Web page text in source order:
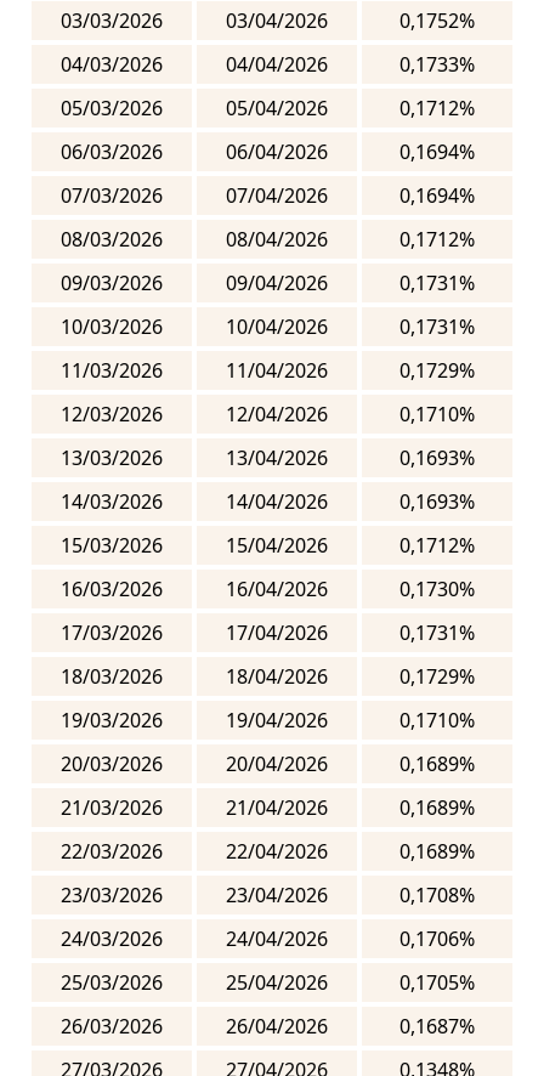
03/03/2026
03/04/2026
0,1752%
04/03/2026
04/04/2026
0,1733%
05/03/2026
05/04/2026
0,1712%
06/03/2026
06/04/2026
0,1694%
07/03/2026
07/04/2026
0,1694%
08/03/2026
08/04/2026
0,1712%
09/03/2026
09/04/2026
0,1731%
10/03/2026
10/04/2026
0,1731%
11/03/2026
11/04/2026
0,1729%
12/03/2026
12/04/2026
0,1710%
13/03/2026
13/04/2026
0,1693%
14/03/2026
14/04/2026
0,1693%
15/03/2026
15/04/2026
0,1712%
16/03/2026
16/04/2026
0,1730%
17/03/2026
17/04/2026
0,1731%
18/03/2026
18/04/2026
0,1729%
19/03/2026
19/04/2026
0,1710%
20/03/2026
20/04/2026
0,1689%
21/03/2026
21/04/2026
0,1689%
22/03/2026
22/04/2026
0,1689%
23/03/2026
23/04/2026
0,1708%
24/03/2026
24/04/2026
0,1706%
25/03/2026
25/04/2026
0,1705%
26/03/2026
26/04/2026
0,1687%
27/03/2026
27/04/2026
0,1348%